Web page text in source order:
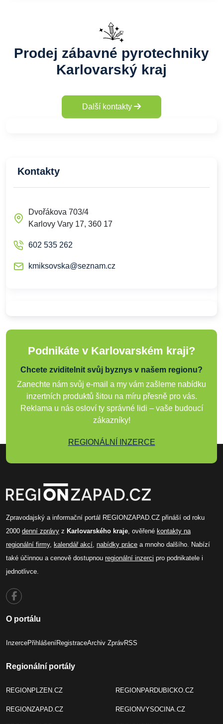
Prodej zábavné pyrotechniky
Karlovarský kraj
Další kontakty
Kontakty
Dvořákova 703/4
Karlovy Vary 17, 360 17
602 535 262
kmiksovska@seznam.cz
Podnikáte v Karlovarském kraji?
Chcete zviditelnit svůj byznys v našem regionu?
Zanechte nám svůj e-mail a my vám zašleme nabídku
inzertních produktů šitou na míru přesně pro vás.
Reklama u nás osloví ty správné lidi – vaše budoucí
zákazníky!
REGIONÁLNÍ INZERCE
Zpravodajský a informační portál REGIONZAPAD.CZ přináší od roku
2000 denní zprávy z Karlovarského kraje, ověřené kontakty na
regionální firmy, kalendář akcí, nabídky práce a mnoho dalšího. Nabízí
také účinnou a cenově dostupnou regionální inzerci pro podnikatele i
jednotlivce.
O portálu
InzercePřihlášeníRegistraceArchiv ZprávRSS
Regionální portály
REGIONPLZEN.CZ
REGIONZAPAD.CZ
REGIONPARDUBICKO.CZ
REGIONVYSOCINA.CZ